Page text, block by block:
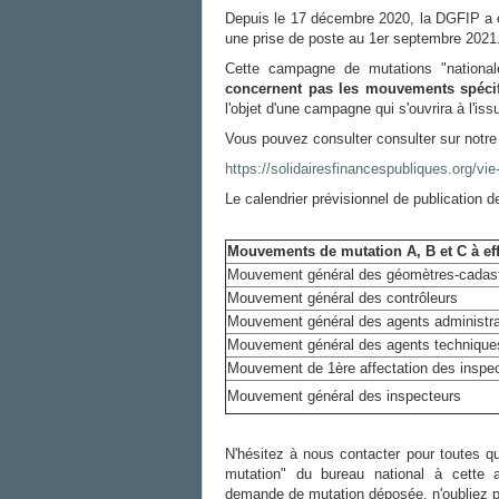
Depuis le 17 décembre 2020, la DGFIP
une prise de poste au 1er septembre
Cette campagne de mutations
concernent pas les mouvements
l'objet d'une campagne qui s'ouvrira à
Vous pouvez consulter consulter sur
https://solidairesfinancespubliques.org/
Le calendrier prévisionnel de publication
Mouvements de mutation A, B et C à
Mouvement général des géomètres-
Mouvement général des contrôleurs
Mouvement général des agents
Mouvement général des agents
Mouvement de 1ère affectation des
Mouvement général des inspecteurs
N'hésitez à nous contacter pour toutes
mutation" du bureau national à cette
demande de mutation déposée, n'oubliez